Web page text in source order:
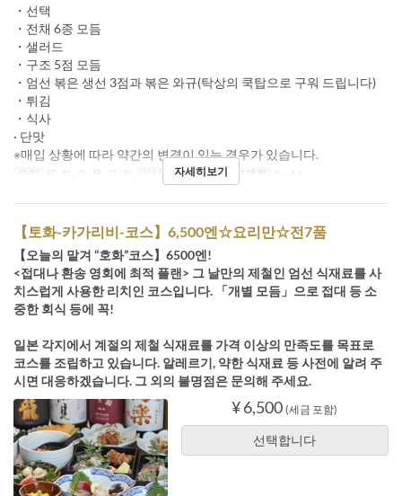
・선택
・전채 6종 모듬
・샐러드
・구조 5점 모듬
・엄선 볶은 생선 3점과 볶은 와규(탁상의 쿡탑으로 구워 드립니다)
・튀김
・식사
· 단맛
※매입 상황에 따라 약간의 변경이 있는 경우가 있습니다.
요일 월, 화, 수, 목, 금, 토 식사 저녁 주문 수량 제한 2 ~ 14
자세히보기
【토화-카가리비-코스】6,500엔☆요리만☆전7품
【오늘의 맡겨 “호화”코스】6500엔!
<접대나 환송 영회에 최적 플랜> 그 날만의 제철인 엄선 식재료를 사
치스럽게 사용한 리치인 코스입니다. 「개별 모듬」으로 접대 등 소
중한 회식 등에 꼭!
일본 각지에서 계절의 제철 식재료를 가격 이상의 만족도를 목표로
코스를 조립하고 있습니다. 알레르기, 약한 식재료 등 사전에 알려 주
시면 대응하겠습니다. 그 외의 불명점은 문의해 주세요.
¥ 6,500 (세금 포함)
선택합니다